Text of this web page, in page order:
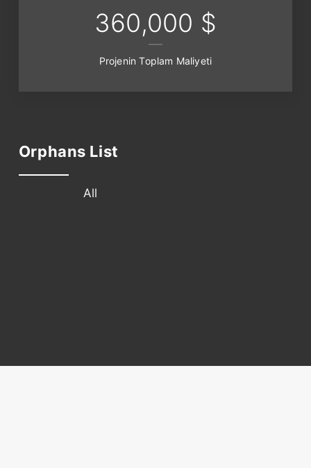
360,000 $
Projenin Toplam Maliyeti
Orphans List
All